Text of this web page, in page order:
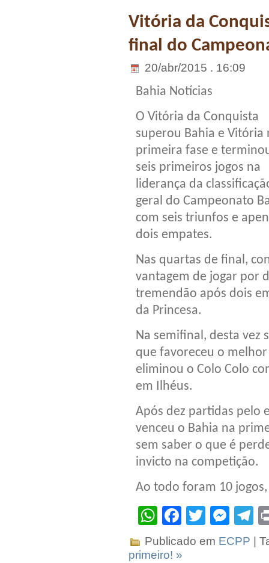
Vitória da
final do
20/abr/2015 . 16:09
Bahia Notícias
O Vitória da Conquista
superou Bahia e Vitória
primeira fase e
seis primeiros jogos na
liderança da
geral do Campeonato
com seis triunfos e
dois empates.
Nas quartas de final,
vantagem de jogar por
tremendão após dois
da Princesa.
Na semifinal, desta vez
que favoreceu o
eliminou o Colo Colo
em Ilhéus.
Após dez partidas pelo
venceu o Bahia na
sem saber o que é
invicto na competição.
Ao todo foram 10
WhatsApp
Facebook
Twitter
Publicado em ECPP |
primeiro! »